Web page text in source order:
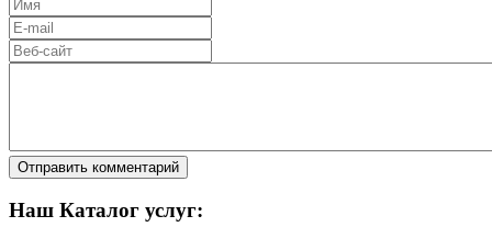
Отправить комментарий
Наш Каталог услуг: